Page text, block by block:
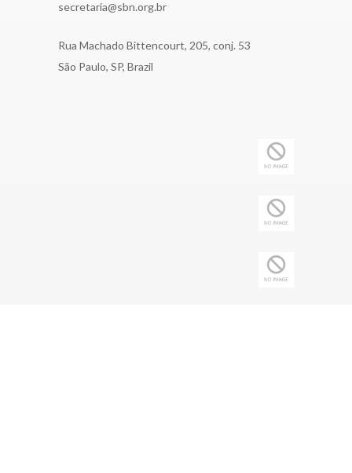
secretaria@sbn.org.br
Rua Machado Bittencourt, 205, conj. 53
São Paulo, SP, Brazil